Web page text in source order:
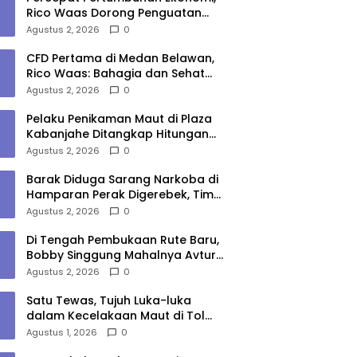
Rico Waas Dorong Penguatan
Sinergi Pemko-DPRD Medan
Agustus 2, 2026 0
CFD Pertama di Medan Belawan,
Rico Waas: Bahagia dan Sehat
Harus Menjangkau Seluruh Sudut
Agustus 2, 2026 0
Pelaku Penikaman Maut di Plaza
Kabanjahe Ditangkap Hitungan
Menit, Polisi Dalami Motif
Agustus 2, 2026 0
Barak Diduga Sarang Narkoba di
Hamparan Perak Digerebek, Tim
Gabungan Musnahkan Lokasi
Agustus 2, 2026 0
Di Tengah Pembukaan Rute Baru,
Bobby Singgung Mahalnya Avtur
Kualanamu
Agustus 2, 2026 0
Satu Tewas, Tujuh Luka-luka
dalam Kecelakaan Maut di Tol
Medan–Tebing Tinggi
Agustus 1, 2026 0